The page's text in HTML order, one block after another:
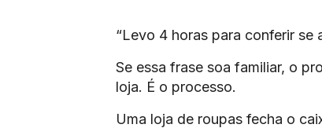
“Levo 4 horas para conferir se
Se essa frase soa familiar, o
loja. É o processo.
Uma loja de roupas fecha o